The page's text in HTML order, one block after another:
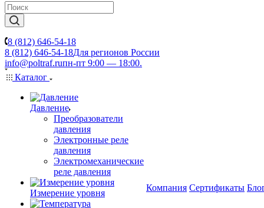
8 (812) 646-54-18
8 (812) 646-54-18Для регионов России
info@poltraf.ruпн-пт 9:00 — 18:00.
Каталог
Давление
Преобразователи
давления
Электронные реле
давления
Электромеханические
реле давления
Измерение уровня
Компания Сертификаты